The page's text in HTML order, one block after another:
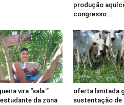
produção
congresso...
vira “sala ”
da zona
oferta limitada
sustentação de